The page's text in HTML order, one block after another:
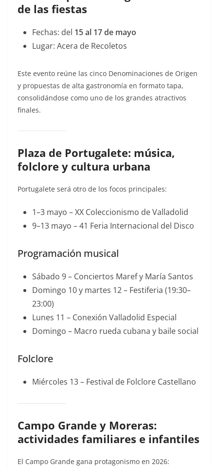
de las fiestas
Fechas: del 15 al 17 de mayo
Lugar: Acera de Recoletos
Este evento reúne las cinco Denominaciones de Origen
y propuestas de alta gastronomía en formato tapa,
consolidándose como uno de los grandes atractivos
finales.
Plaza de Portugalete: música,
folclore y cultura urbana
Portugalete será otro de los focos principales:
1–3 mayo – XX Coleccionismo de Valladolid
9–13 mayo – 41 Feria Internacional del Disco
Programación musical
Sábado 9 – Conciertos Maref y María Santos
Domingo 10 y martes 12 – Festiferia (19:30–
23:00)
Lunes 11 – Conexión Valladolid Especial
Domingo – Macro rueda cubana y baile social
Folclore
Miércoles 13 – Festival de Folclore Castellano
Campo Grande y Moreras:
actividades familiares e infantiles
El Campo Grande gana protagonismo en 2026: